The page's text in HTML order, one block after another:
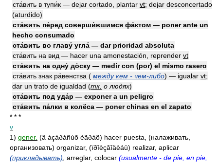
ста́вить в тупи́к — dejar cortado, plantar vt; dejar desconcertado
(aturdido)
ста́вить пе́ред соверши́вшимся фа́ктом — poner ante un
hecho consumado
ста́вить во главу́ угла́ — dar prioridad absoluta
ста́вить на вид — hacer una amonestación, reprender vt
ста́вить на одну́ до́ску — medir con (por) el mismo rasero
ста́вить знак ра́венства ( между кем - чем-либо) — igualar vt;
dar un trato de igualdad (тк. о людях)
ста́вить под уда́р — exponer a un peligro
ста́вить па́лки в колёса — poner chinas en el zapato
* * *
v
1) gener. (â àçàðáñúõ èãðàõ) hacer puesta, (налаживать,
организовать) organizar, (ïðîèçâîäèáü) realizar, aplicar
(прикладывать) , arreglar, colocar (usualmente - de pie, en pie,